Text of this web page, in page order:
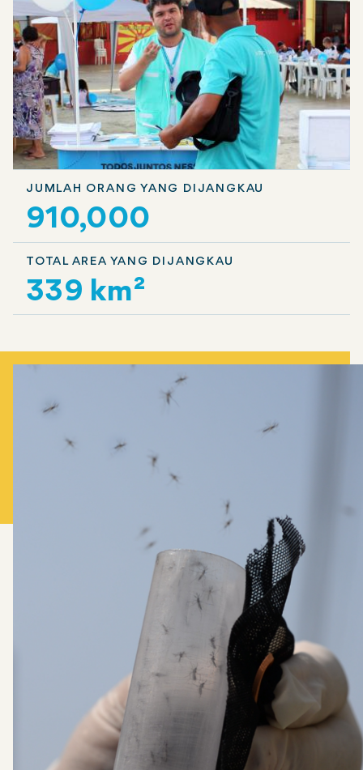
JUMLAH ORANG YANG DIJANGKAU
910,000
TOTAL AREA YANG DIJANGKAU
339 km²